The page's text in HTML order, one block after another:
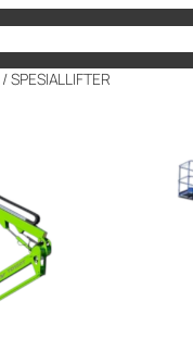
/ SPESIALLIFTER